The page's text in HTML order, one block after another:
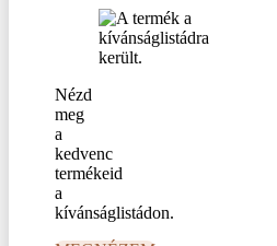
Nézd
meg
a
kedvenc
termékeid
a
kívánságlistádon.